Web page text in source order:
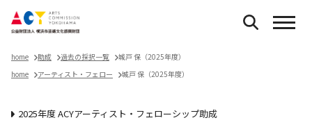
home 助成 過去の採択一覧
城戸 保（2025年度）
home
アーティスト・フェロー 城戸 保（2025年度）
2025年度 ACYアーティスト・フェローシップ助成